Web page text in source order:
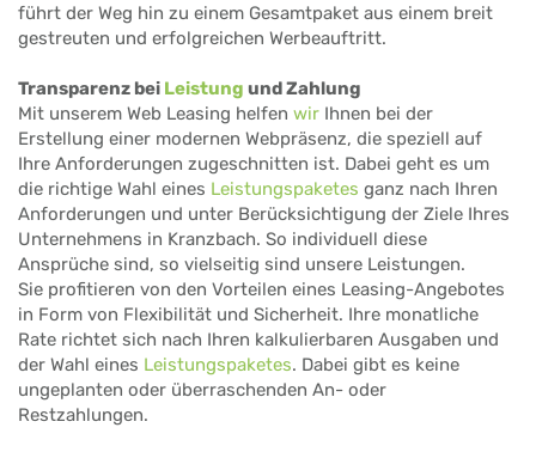
führt der Weg hin zu einem Gesamtpaket aus einem breit
gestreuten und erfolgreichen Werbeauftritt.
Transparenz bei Leistung und Zahlung
Mit unserem Web Leasing helfen wir Ihnen bei der
Erstellung einer modernen Webpräsenz, die speziell auf
Ihre Anforderungen zugeschnitten ist. Dabei geht es um
die richtige Wahl eines Leistungspaketes ganz nach Ihren
Anforderungen und unter Berücksichtigung der Ziele Ihres
Unternehmens in Kranzbach. So individuell diese
Ansprüche sind, so vielseitig sind unsere Leistungen.
Sie profitieren von den Vorteilen eines Leasing-Angebotes
in Form von Flexibilität und Sicherheit. Ihre monatliche
Rate richtet sich nach Ihren kalkulierbaren Ausgaben und
der Wahl eines Leistungspaketes. Dabei gibt es keine
ungeplanten oder überraschenden An- oder
Restzahlungen.